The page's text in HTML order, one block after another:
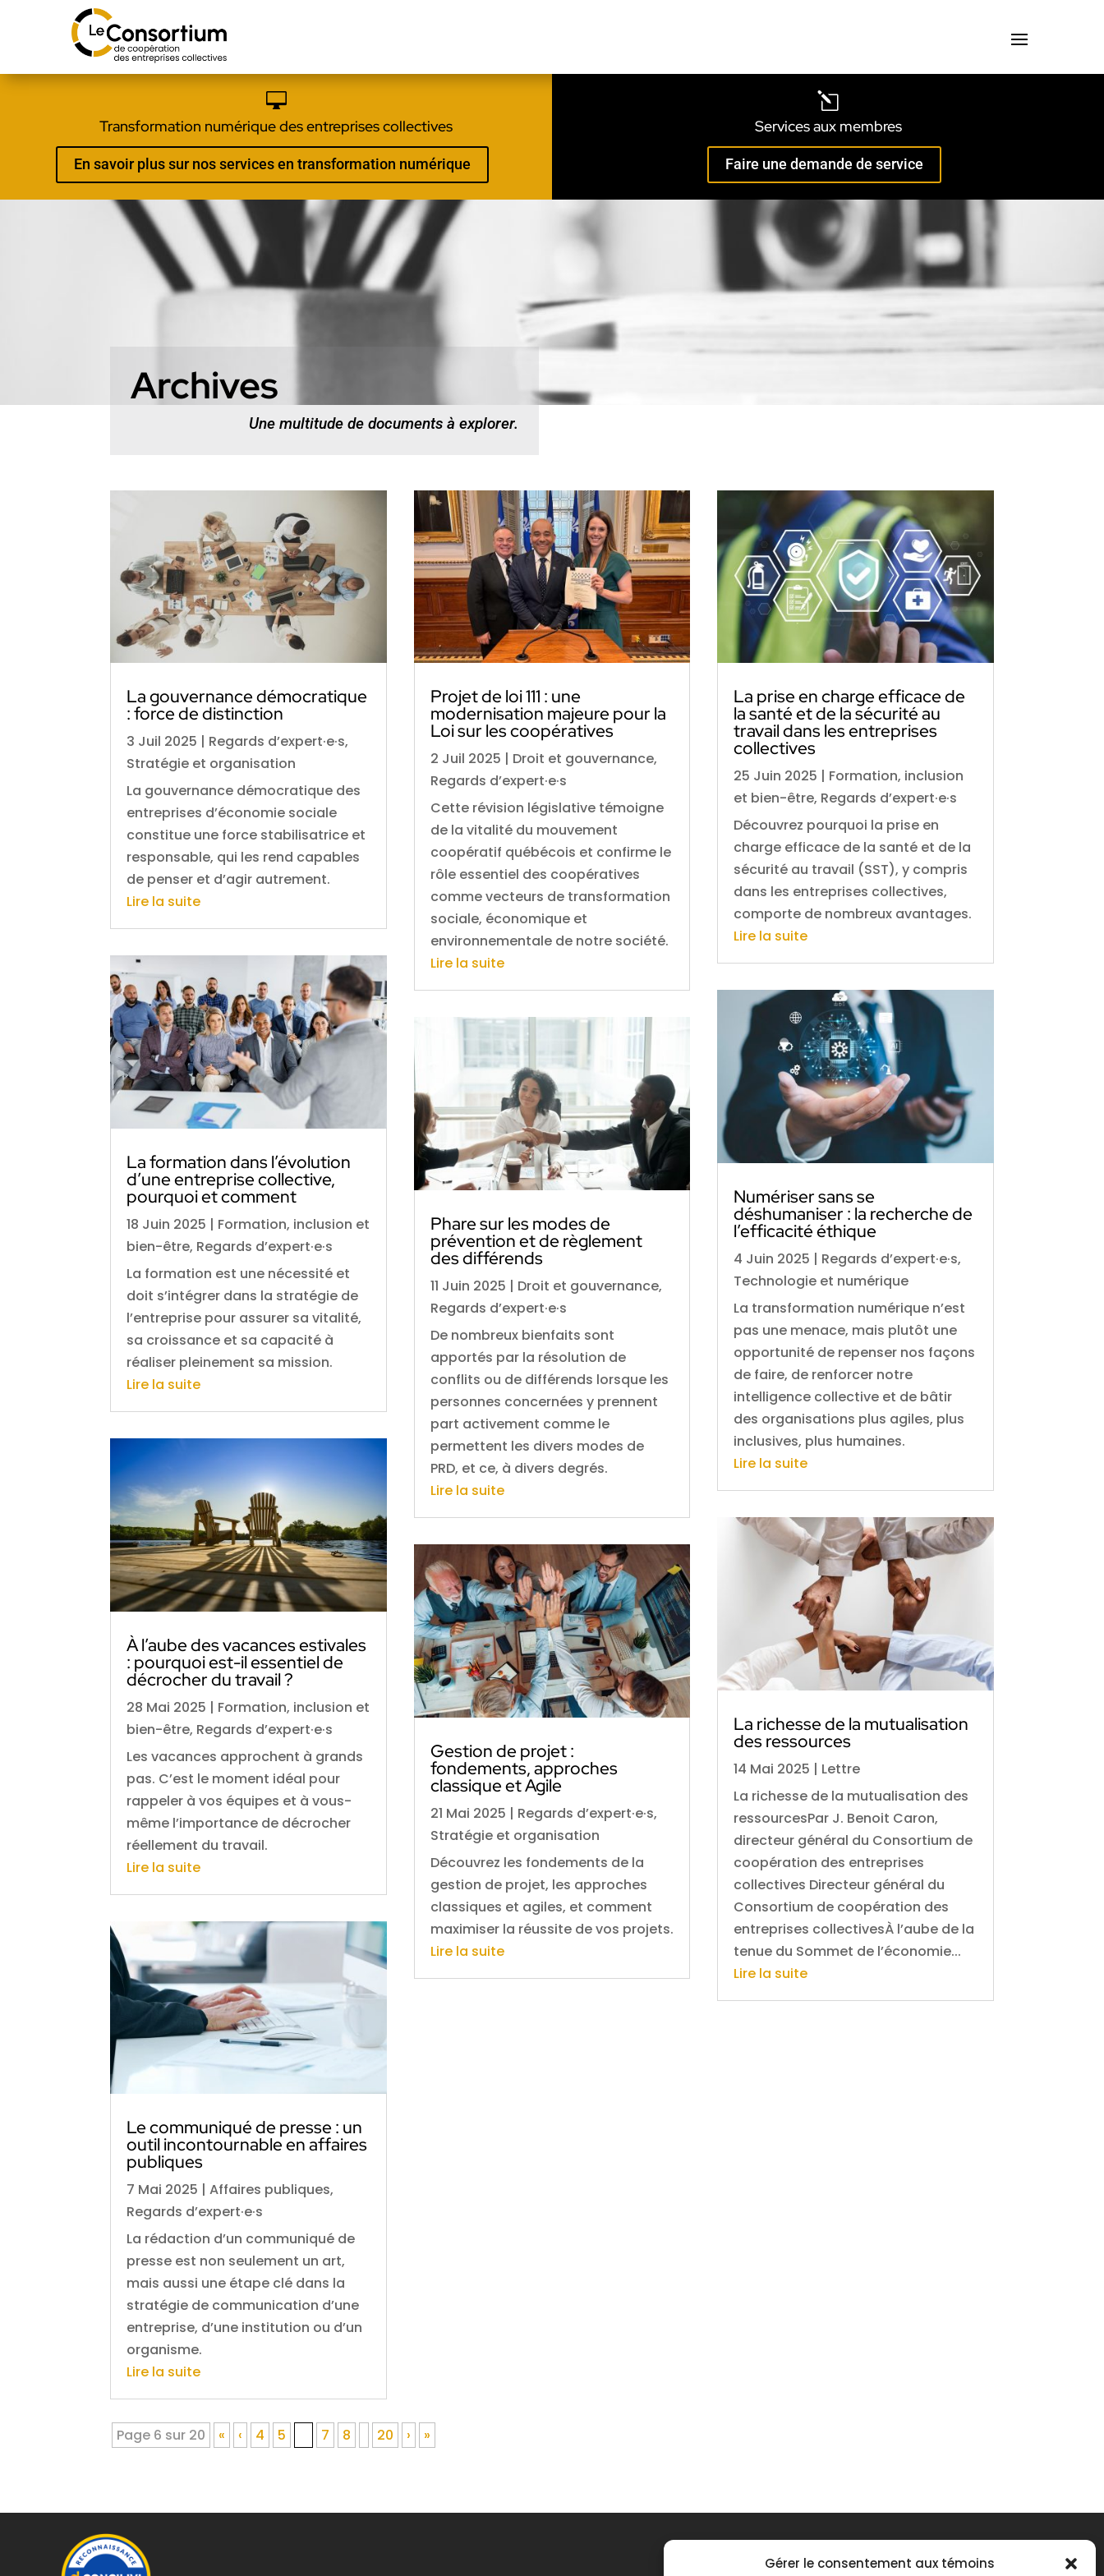
Gérer le consentement aux témoins

Transformation numérique des entreprises collectives
En savoir plus sur nos services en transformation numérique
l
Services aux membres
Faire une demande de service
Archives
Une multitude de documents à explorer.
La gouvernance démocratique
: force de distinction
3 Juil 2025 | Regards d’expert·e·s,
Stratégie et organisation
La gouvernance démocratique des
entreprises d’économie sociale
constitue une force stabilisatrice et
responsable, qui les rend capables
de penser et d’agir autrement.
Lire la suite
La formation dans l’évolution
d’une entreprise collective,
pourquoi et comment
18 Juin 2025 | Formation, inclusion et
bien-être, Regards d’expert·e·s
La formation est une nécessité et
doit s’intégrer dans la stratégie de
l’entreprise pour assurer sa vitalité,
sa croissance et sa capacité à
réaliser pleinement sa mission.
Lire la suite
À l’aube des vacances estivales
: pourquoi est-il essentiel de
décrocher du travail ?
28 Mai 2025 | Formation, inclusion et
bien-être, Regards d’expert·e·s
Les vacances approchent à grands
pas. C’est le moment idéal pour
rappeler à vos équipes et à vous-
même l’importance de décrocher
réellement du travail.
Lire la suite
Le communiqué de presse : un
outil incontournable en affaires
publiques
7 Mai 2025 |Affaires publiques,
Regards d’expert·e·s
La rédaction d’un communiqué de
presse est non seulement un art,
mais aussi une étape clé dans la
stratégie de communication d’une
entreprise, d’une institution ou d’un
organisme.
Lire la suite
Projet de loi 111 : une
modernisation majeure pour la
Loi sur les coopératives
2 Juil 2025 | Droit et gouvernance,
Regards d’expert·e·s
Cette révision législative témoigne
de la vitalité du mouvement
coopératif québécois et confirme le
rôle essentiel des coopératives
comme vecteurs de transformation
sociale, économique et
environnementale de notre société.
Lire la suite
Phare sur les modes de
prévention et de règlement
des différends
11 Juin 2025 | Droit et gouvernance,
Regards d’expert·e·s
De nombreux bienfaits sont
apportés par la résolution de
conflits ou de différends lorsque les
personnes concernées y prennent
part activement comme le
permettent les divers modes de
PRD, et ce, à divers degrés.
Lire la suite
Gestion de projet :
fondements, approches
classique et Agile
21 Mai 2025 | Regards d’expert·e·s,
Stratégie et organisation
Découvrez les fondements de la
gestion de projet, les approches
classiques et agiles, et comment
maximiser la réussite de vos projets.
Lire la suite
La prise en charge efficace de
la santé et de la sécurité au
travail dans les entreprises
collectives
25 Juin 2025 | Formation, inclusion
et bien-être, Regards d’expert·e·s
Découvrez pourquoi la prise en
charge efficace de la santé et de la
sécurité au travail (SST), y compris
dans les entreprises collectives,
comporte de nombreux avantages.
Lire la suite
Numériser sans se
déshumaniser : la recherche de
l’efficacité éthique
4 Juin 2025 | Regards d’expert·e·s,
Technologie et numérique
La transformation numérique n’est
pas une menace, mais plutôt une
opportunité de repenser nos façons
de faire, de renforcer notre
intelligence collective et de bâtir
des organisations plus agiles, plus
inclusives, plus humaines.
Lire la suite
La richesse de la mutualisation
des ressources
14 Mai 2025 | Lettre
La richesse de la mutualisation des
ressourcesPar J. Benoit Caron,
directeur général du Consortium de
coopération des entreprises
collectives Directeur général du
Consortium de coopération des
entreprises collectivesÀ l’aube de la
tenue du Sommet de l’économie...
Lire la suite
Page 6 sur 20 « ‹ 4 5 7 8 20 › »